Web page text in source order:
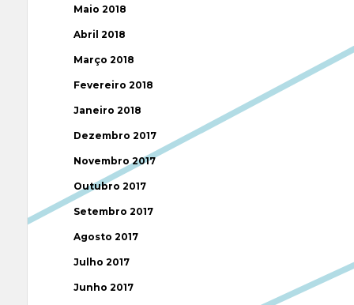
Maio 2018
Abril 2018
Março 2018
Fevereiro 2018
Janeiro 2018
Dezembro 2017
Novembro 2017
Outubro 2017
Setembro 2017
Agosto 2017
Julho 2017
Junho 2017